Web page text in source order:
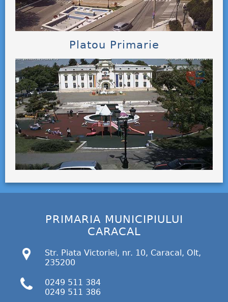
Platou Primarie
PRIMARIA MUNICIPIULUI
CARACAL
Str. Piata Victoriei, nr. 10, Caracal, Olt,
235200
0249 511 384
0249 511 386